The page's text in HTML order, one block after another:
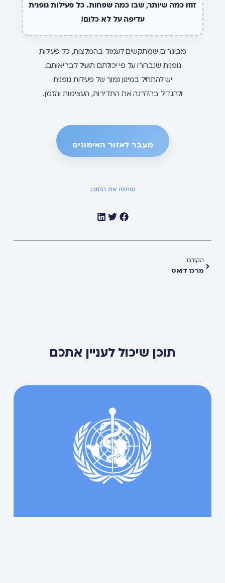
זוזו כמה שיותר, שבו כמה שפחות. כל פעילות גופנית
עדיפה על לא כלום!
מבוגרים שמתקשים לעמוד בהמלצות, כל פעילות
גופנית שנבחרו על פי יכולתם תועיל לבריאותם.
יש להתחיל במינון נמוך של פעילות גופנית
ולהגדיל בהדרגה את התדירות, העצימות והזמן.
מעבר לאזור האימונים
שתפו את התוכן
הקודם
מרכז דואט
תוכן שיכול לעניין אתכם